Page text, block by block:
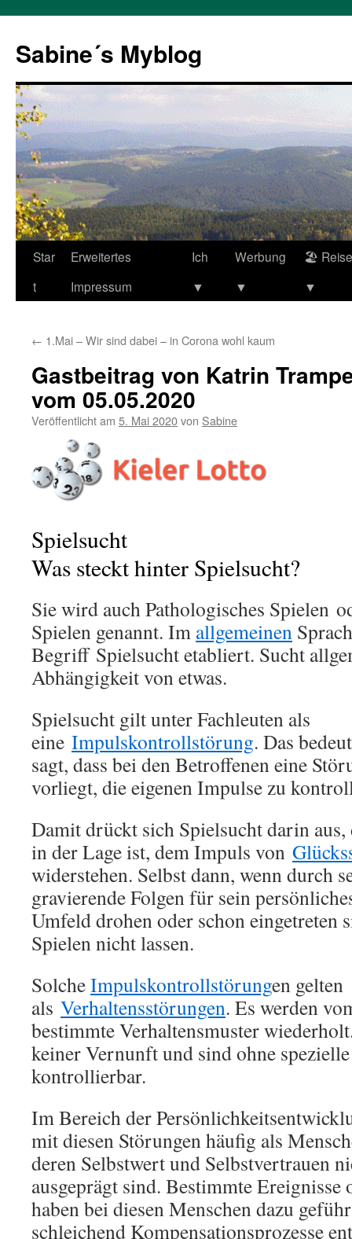
springen
Sabine´s Myblog
Star
t
Erweitertes
Impressum
Ich
▼
Werbung
▼
🏖
▼
← 1.Mai – Wir sind dabei – in Corona wohl kaum
Gastbeitrag von Katrin
vom 05.05.2020
Veröffentlicht am 5. Mai 2020von Sabine
Spielsucht
Was steckt hinter Spielsucht?
Sie wird auch Pathologisches Spielen
Spielen genannt. Im allgemeinen
Begriff Spielsucht etabliert. Sucht
Abhängigkeit von etwas.
Spielsucht gilt unter Fachleuten als
eine Impulskontrollstörung. Das
sagt, dass bei den Betroffenen eine
vorliegt, die eigenen Impulse zu
Damit drückt sich Spielsucht darin aus,
in der Lage ist, dem Impuls von
widerstehen. Selbst dann, wenn durch
gravierende Folgen für sein
Umfeld drohen oder schon eingetreten
Spielen nicht lassen.
SolcheImpulskontrollstörungen gelten
als Verhaltensstörungen. Es werden
bestimmte Verhaltensmuster
keiner Vernunft und sind ohne
kontrollierbar.
Im Bereich der
mit diesen Störungen häufig als
deren Selbstwert und Selbstvertrauen
ausgeprägt sind. Bestimmte
haben bei diesen Menschen dazu
schleichend Kompensationsprozesse